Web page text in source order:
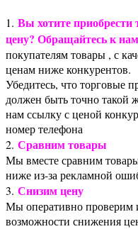
1. Вы хотите
цену? Обращайтесь к
покупателям товары , с
ценам ниже конкурентов.
Убедитесь, что торговые
должен быть точно такой
нам ссылку с ценой
номер телефона
2. Сравним товары
Мы вместе сравним
ниже из-за рекламной
3. Снизим цену
Мы оперативно
возможности снижения